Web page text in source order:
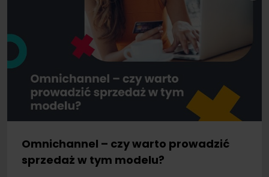
Omnichannel – czy warto prowadzić
sprzedaż w tym modelu?